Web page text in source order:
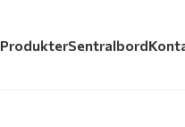
ProdukterSentralbord